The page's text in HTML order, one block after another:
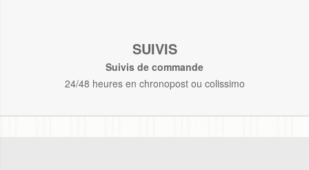
SUIVIS
Suivis de commande
24/48 heures en chronopost ou colissimo